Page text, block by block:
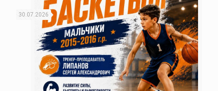
30.07.2026